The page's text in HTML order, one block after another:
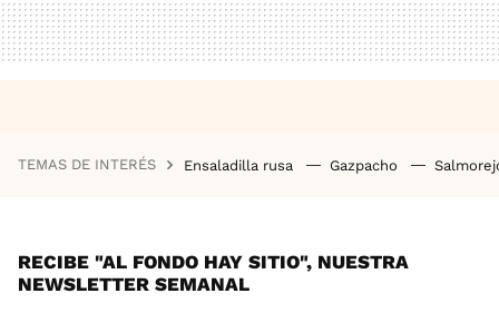
TEMAS DE INTERÉS Ensaladilla rusa Gazpacho
RECIBE "AL FONDO HAY SITIO", NUESTRA
NEWSLETTER SEMANAL